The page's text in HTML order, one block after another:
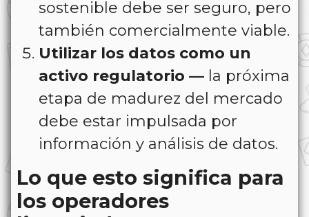
sostenible debe ser seguro, pero
también comercialmente viable.
Utilizar los datos como un
activo regulatorio — la próxima
etapa de madurez del mercado
debe estar impulsada por
información y análisis de datos.
Lo que esto significa para
los operadores